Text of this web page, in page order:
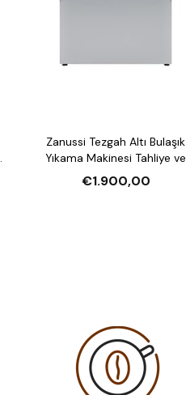
Zanussi Tezgah Altı Bulaşık
Yıkama Makinesi Tahliye ve
Parlatıcı Pompalı
€1.900,00